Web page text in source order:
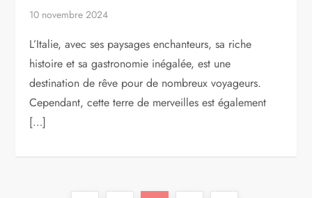
10 novembre 2024
L’Italie, avec ses paysages enchanteurs, sa riche
histoire et sa gastronomie inégalée, est une
destination de rêve pour de nombreux voyageurs.
Cependant, cette terre de merveilles est également
[…]